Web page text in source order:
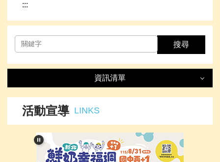
:::
搜尋
資訊清單
資訊清單 LIST
最新消息
活動宣導 LINKS